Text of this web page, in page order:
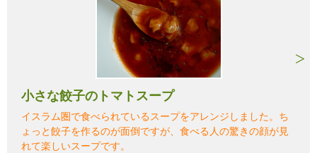
小さな餃子のトマトスープ
イスラム圏で食べられているスープをアレンジしました。ち
ょっと餃子を作るのが面倒ですが、食べる人の驚きの顔が見
れて楽しいスープです。